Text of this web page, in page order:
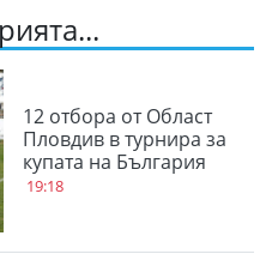
12 отбора от Област
Пловдив в турнира за
купата на България
19:18